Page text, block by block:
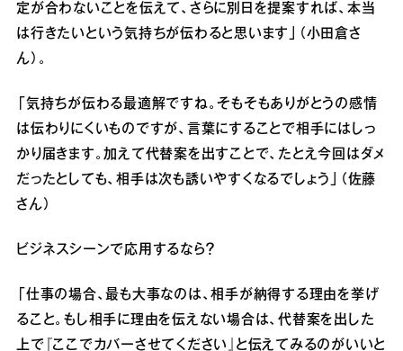
定が合わないことを伝えて、さらに別日を提案すれば、本当
は行きたいという気持ちが伝わると思います」（小田倉さ
ん）。
「気持ちが伝わる最適解ですね。そもそもありがとうの感情
は伝わりにくいものですが、言葉にすることで相手にはしっ
かり届きます。加えて代替案を出すことで、たとえ今回はダメ
だったとしても、相手は次も誘いやすくなるでしょう」（佐藤
さん）
ビジネスシーンで応用するなら？
「仕事の場合、最も大事なのは、相手が納得する理由を挙げ
ること。もし相手に理由を伝えない場合は、代替案を出した
上で『ここでカバーさせてください』と伝えてみるのがいいと